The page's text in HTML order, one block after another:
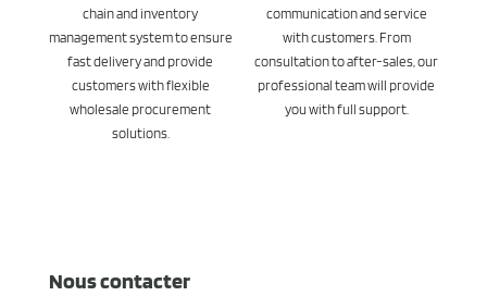
chain and inventory
management system to ensure
fast delivery and provide
customers with flexible
wholesale procurement
solutions.
communication and service
with customers. From
consultation to after-sales, our
professional team will provide
you with full support.
Nous contacter